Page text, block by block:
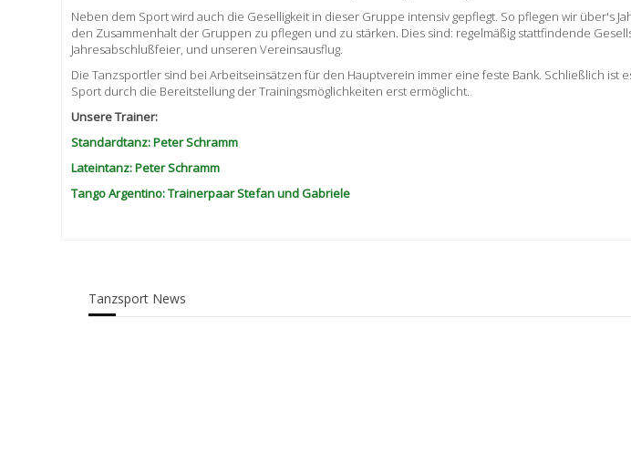
Neben dem Sport wird auch die Geselligkeit in dieser Gruppe intensiv gepflegt. So pflegen wir über's
den Zusammenhalt der Gruppen zu pflegen und zu stärken. Dies sind: regelmäßig stattfindende
Jahresabschlußfeier, und unseren Vereinsausflug.
Die Tanzsportler sind bei Arbeitseinsätzen für den Hauptverein immer eine feste Bank. Schließlich ist
Sport durch die Bereitstellung der Trainingsmöglichkeiten erst ermöglicht.
Unsere Trainer:
Standardtanz:Peter Schramm
Lateintanz: Peter Schramm
Tango Argentino:Trainerpaar Stefan und Gabriele
Tanzsport News